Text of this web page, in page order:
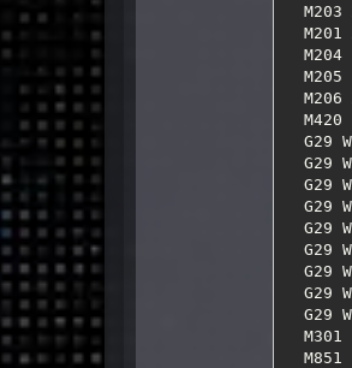
  M203 X120.00 Y120.00 Z40.00 E25.00
  M201 X3000.00 Y3000.00 Z100.00 E10000.00
  M204 P1000.00 R1000.00 T1000.00
  M205 B20000.00 S0.00 T0.00 P0.05 L3.00 C0.05 J0.02
  M206 X-19.00 Y-10.00 Z0.00
  M420 S1 Z0.00
  G29 W I0 J0 Z8.70000
  G29 W I1 J0 Z8.80000
  G29 W I2 J0 Z8.95000
  G29 W I0 J1 Z8.70000
  G29 W I1 J1 Z8.80000
  G29 W I2 J1 Z8.95000
  G29 W I0 J2 Z8.50000
  G29 W I1 J2 Z8.45000
  G29 W I2 J2 Z8.55000
  M301 P13.00 I0.10 D17.00
  M851 Z1.00